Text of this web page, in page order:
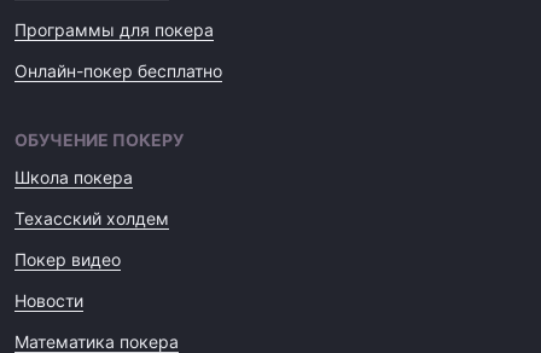
Программы для покера
Онлайн-покер бесплатно
ОБУЧЕНИЕ ПОКЕРУ
Школа покера
Техасский холдем
Покер видео
Новости
Математика покера